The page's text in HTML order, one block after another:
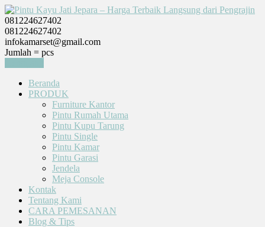
081224627402
081224627402
infokamarset@gmail.com
Jumlah = pcs
Beranda
PRODUK
Furniture Kantor
Pintu Rumah Utama
Pintu Kupu Tarung
Pintu Single
Pintu Kamar
Pintu Garasi
Jendela
Meja Console
Kontak
Tentang Kami
CARA PEMESANAN
Blog & Tips